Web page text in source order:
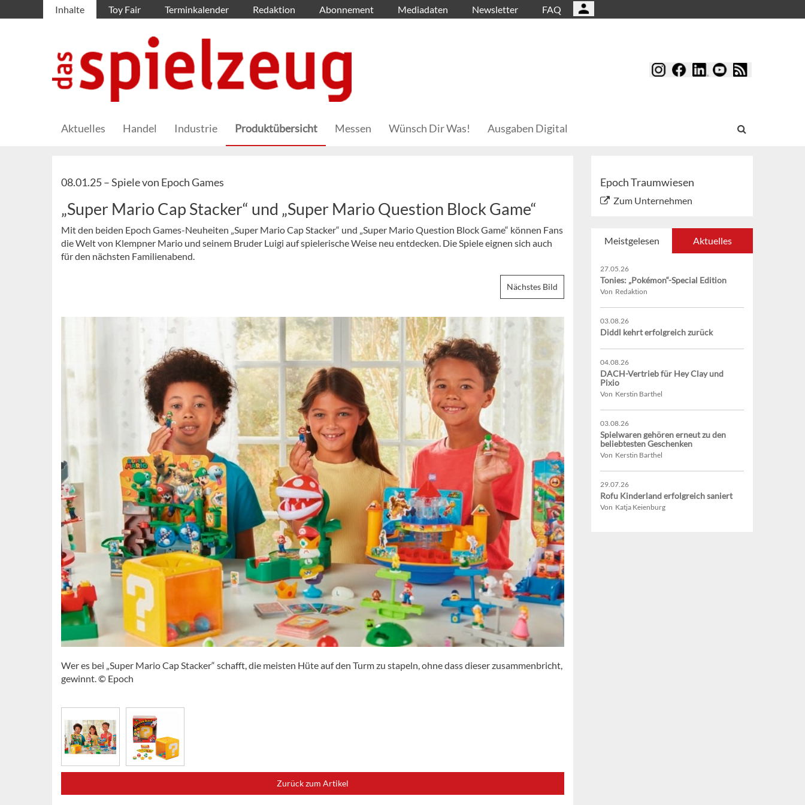
Inhalte Toy Fair Terminkalender Redaktion Abonnement Mediadaten Newsletter FAQ
Aktuelles Handel Industrie Produktübersicht Messen Wünsch Dir Was! Ausgaben Digital
08.01.25 –Spiele von Epoch Games
„Super Mario Cap Stacker“ und „Super Mario Question Block Game“
Mit den beiden Epoch Games-Neuheiten „Super Mario Cap Stacker“ und „Super Mario Question Block Game“ können Fans
die Welt von Klempner Mario und seinem Bruder Luigi auf spielerische Weise neu entdecken. Die Spiele eignen sich auch
für den nächsten Familienabend.
Nächstes Bild
Wer es bei „Super Mario Cap Stacker“ schafft, die meisten Hüte auf den Turm zu stapeln, ohne dass dieser zusammenbricht,
gewinnt. © Epoch
Zurück zum Artikel
Epoch Traumwiesen
Zum Unternehmen
Meistgelesen Aktuelles
27.05.26
Tonies: „Pokémon“-Special Edition
Von Redaktion
03.08.26
Diddl kehrt erfolgreich zurück
04.08.26
DACH-Vertrieb für Hey Clay und
Pixio
Von Kerstin Barthel
03.08.26
Spielwaren gehören erneut zu den
beliebtesten Geschenken
Von Kerstin Barthel
29.07.26
Rofu Kinderland erfolgreich saniert
Von Katja Keienburg